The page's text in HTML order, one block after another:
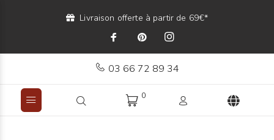
Livraison offerte à partir de 69€*
03 66 72 89 34
0